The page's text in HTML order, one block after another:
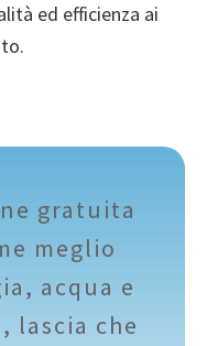
ed efficienza ai
gratuita
meglio
acqua e
lascia che